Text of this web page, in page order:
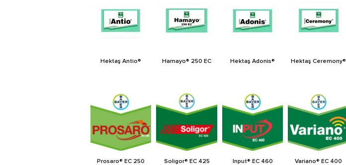
Hektaş Antio® Hamayo® 250 EC Hektaş Adonis® Hektaş Ceremony®
Prosaro® EC 250 Soligor® EC 425 Input® EC 460 Variano® EC 400